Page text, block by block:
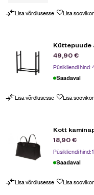
Lisa võrdlusesse Lisa
Küttepuude
49,90€
Püsikliendi hind:
Saadaval
Lisa võrdlusesse Lisa
Kott
18,90€
Püsikliendi hind:
Saadaval
Lisa võrdlusesse Lisa